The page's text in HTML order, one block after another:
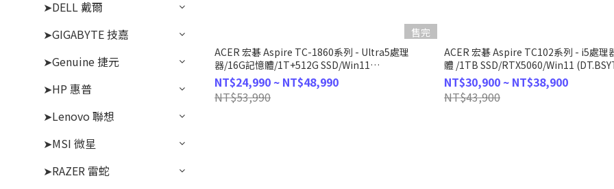
➤DELL 戴爾
➤GIGABYTE 技嘉
➤Genuine 捷元
➤HP 惠普
➤Lenovo 聯想
➤MSI 微星
➤RAZER 雷蛇
售完
ACER 宏碁 Aspire TC-1860系列 - Ultra5處理
器/16G記憶體/1T+512G SSD/Win11
(DT.BMWTA.001)
NT$24,990 ~ NT$48,990
NT$53,990
ACER 宏碁 Aspire TC102系列 - i5處理
體 /1TB SSD/RTX5060/Win11
NT$30,900 ~ NT$38,900
NT$43,900